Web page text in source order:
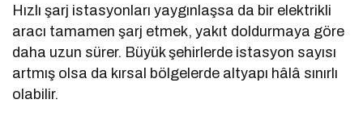
Hızlı şarj istasyonları yaygınlaşsa da bir elektrikli
aracı tamamen şarj etmek, yakıt doldurmaya göre
daha uzun sürer. Büyük şehirlerde istasyon sayısı
artmış olsa da kırsal bölgelerde altyapı hâlâ sınırlı
olabilir.